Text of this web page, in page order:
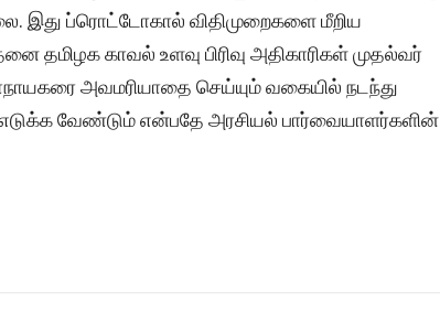
இது ப்ரொட்டோகால் விதிமுறைகளை மீறிய
தமிழக காவல் உளவு பிரிவு அதிகாரிகள் முதல்வர்
அவமரியாதை செய்யும் வகையில் நடந்து
வேண்டும் என்பதே அரசியல் பார்வையாளர்களின்